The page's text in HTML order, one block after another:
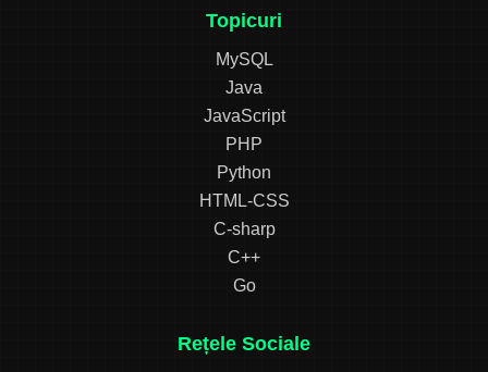
Topicuri
MySQL
Java
JavaScript
PHP
Python
HTML-CSS
C-sharp
C++
Go
Rețele Sociale